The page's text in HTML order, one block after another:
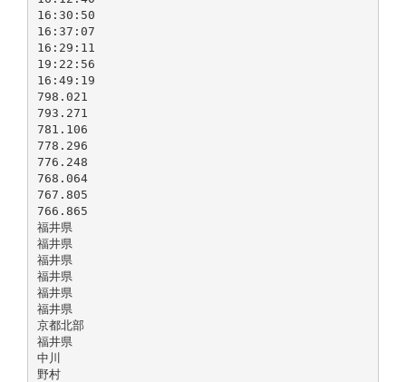
16:30:50
16:37:07
16:29:11
19:22:56
16:49:19
798.021
793.271
781.106
778.296
776.248
768.064
767.805
766.865
福井県
福井県
福井県
福井県
福井県
福井県
京都北部
福井県
中川
野村